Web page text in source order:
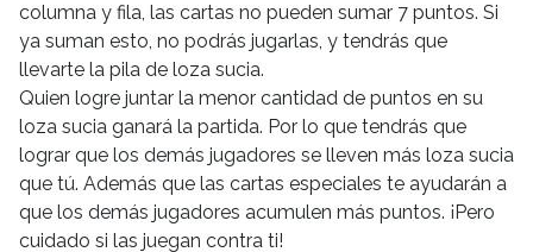
columna y fila, las cartas no pueden sumar 7 puntos. Si
ya suman esto, no podrás jugarlas, y tendrás que
llevarte la pila de loza sucia.
Quien logre juntar la menor cantidad de puntos en su
loza sucia ganará la partida. Por lo que tendrás que
lograr que los demás jugadores se lleven más loza sucia
que tú. Además que las cartas especiales te ayudarán a
que los demás jugadores acumulen más puntos. ¡Pero
cuidado si las juegan contra ti!